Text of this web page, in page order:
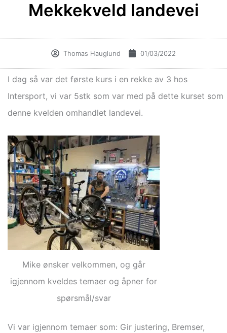
Mekkekveld landevei
Thomas Hauglund 01/03/2022
I dag så var det første kurs i en rekke av 3 hos
Intersport, vi var 5stk som var med på dette kurset som
denne kvelden omhandlet landevei.
Mike ønsker velkommen, og går
igjennom kveldes temaer og åpner for
spørsmål/svar
Vi var igjennom temaer som: Gir justering, Bremser,